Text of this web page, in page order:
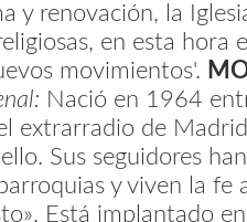
y renovación, la
en esta hora
movimientos'.
Nació en 1964
extrarradio de
Sus seguidores
y viven la fe
Está implantado